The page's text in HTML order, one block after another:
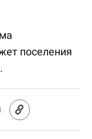
поселения